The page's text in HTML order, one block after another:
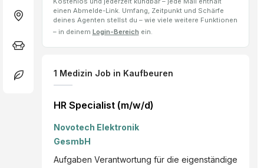
einen Abmelde-Link. Umfang, Zeitpunkt und Schärfe
deines Agenten stellst du – wie viele weitere Funktionen
– in deinem Login-Bereich ein.
1 Medizin Job in Kaufbeuren
HR Specialist (m/w/d)
Novotech Elektronik
GesmbH
Aufgaben Verantwortung für die eigenständige